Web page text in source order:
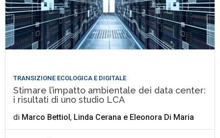
TRANSIZIONE ECOLOGICA E DIGITALE
Stimare l’impatto ambientale dei data center:
i risultati di uno studio LCA
di Marco Bettiol, Linda Cerana e Eleonora Di Maria